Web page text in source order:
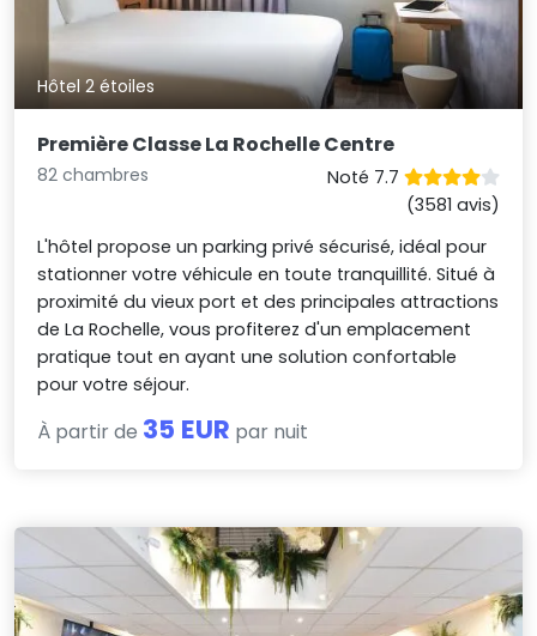
Hôtel 2 étoiles
Première Classe La Rochelle Centre
82 chambres
Noté 7.7
(3581 avis)
L'hôtel propose un parking privé sécurisé, idéal pour
stationner votre véhicule en toute tranquillité. Situé à
proximité du vieux port et des principales attractions
de La Rochelle, vous profiterez d'un emplacement
pratique tout en ayant une solution confortable
pour votre séjour.
À partir de 35 EUR par nuit